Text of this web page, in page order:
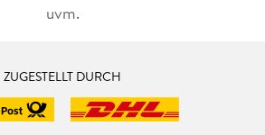
uvm.
ZUGESTELLT DURCH